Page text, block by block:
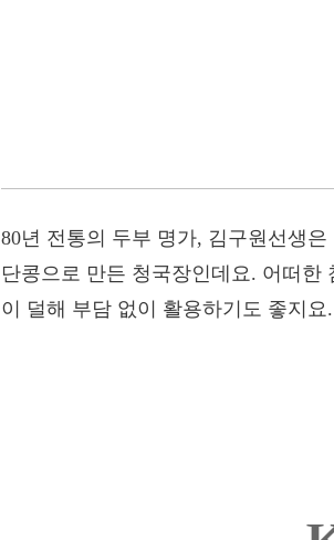
80년 전통의 두부 명가, 김구원선생
단콩으로 만든 청국장인데요. 어떠
이 덜해 부담 없이 활용하기도 좋지